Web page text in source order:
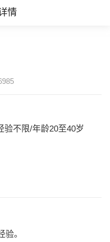
情
不限/年龄20至40岁
。